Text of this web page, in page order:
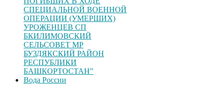
СПЕЦИАЛЬНОЙ ВОЕННОЙ
ОПЕРАЦИИ (УМЕРШИХ)
УРОЖЕНЦЕВ CП
БКИЛИМОВСКИЙ
СЕЛЬСОВЕТ МР
БУЗДЯКСКИЙ РАЙОН
РЕСПУБЛИКИ
БАШКОРТОСТАН”
Вода России